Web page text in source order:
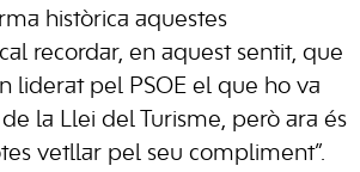
històrica aquestes
recordar, en aquest sentit, que
liderat pel PSOE el que ho va
la Llei del Turisme, però ara és
vetllar pel seu compliment”.